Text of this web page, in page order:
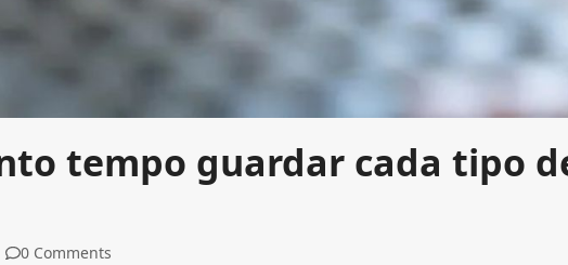
tempo guardar cada tipo
0 Comments